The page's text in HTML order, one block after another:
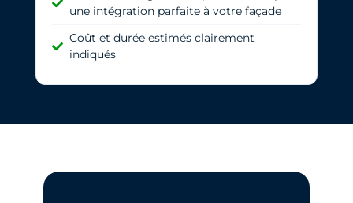
une intégration parfaite à votre façade
Coût et durée estimés clairement
indiqués